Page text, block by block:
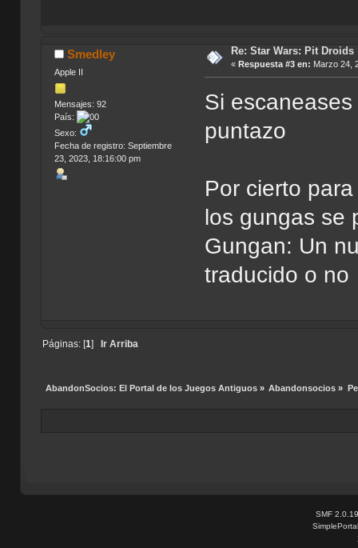
Smedley
Apple II
Mensajes: 92
País:
Sexo:
Fecha de registro: Septiembre
23, 2023, 18:16:00 pm
Re: Star Wars: Pit Droids
« Respuesta #3 en: Marzo 24,
Si
puntazo
Por cierto
los gungas se
Gungan: Un
traducido o no
Páginas: [ 1 Ir Arriba
AbandonSocios: El Portal de los Juegos Antiguos» Abandonsocios »
SMF 2.0.19